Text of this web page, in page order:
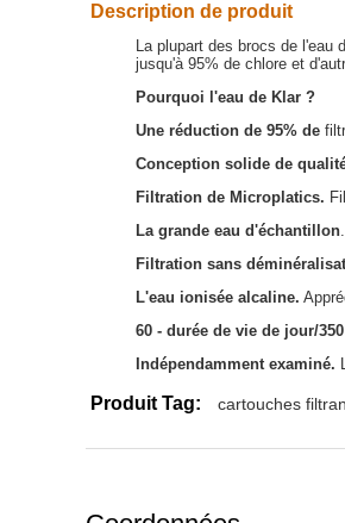
Description de produit
La plupart des brocs de l'eau
jusqu'à 95% de chlore et
Pourquoi l'eau de Klar ?
Une réduction de 95% de
Conception solide de
Filtration de Microplatics.
La grande eau d'échantillon
Filtration sans
L'eau ionisée alcaline.
60 - durée de vie de jour/
Indépendamment examiné.
Produit Tag: cartouches